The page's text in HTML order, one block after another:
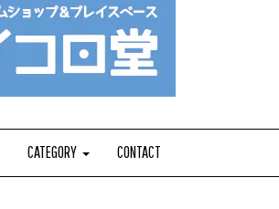
CATEGORY CONTACT